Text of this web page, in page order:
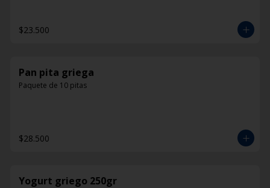
$23.500
Pan pita griega
Paquete de 10 pitas
$28.500
Yogurt griego 250gr